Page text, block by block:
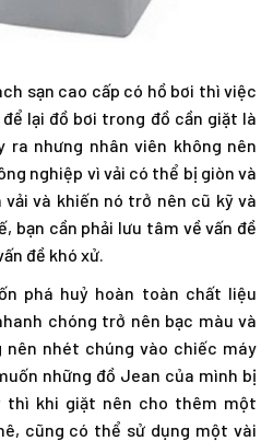
sạn cao cấp có hồ bơi thì việc
lại đồ bơi trong đồ cần giặt là
ra nhưng nhân viên không nên
nghiệp vì vải có thể bị giòn và
và khiến nó trở nên cũ kỹ và
bạn cần phải lưu tâm về vấn đề
đề khó xử.
phá huỷ hoàn toàn chất liệu
chóng trở nên bạc màu và
nhét chúng vào chiếc máy
những đồ Jean của mình bị
thì khi giặt nên cho thêm một
cũng có thể sử dụng một vài